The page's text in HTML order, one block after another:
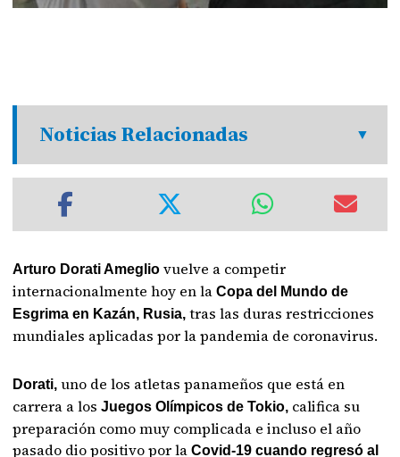
Noticias Relacionadas
Arturo Dorati Amegliovuelve a competir
internacionalmente hoy en laCopa del Mundo de
Esgrima en Kazán, Rusia, tras las duras restricciones
mundiales aplicadas por la pandemia de coronavirus.
Dorati, uno de los atletas panameños que está en
carrera a los Juegos Olímpicos de Tokio, califica su
preparación como muy complicada e incluso el año
pasado dio positivo por laCovid-19 cuando regresó al